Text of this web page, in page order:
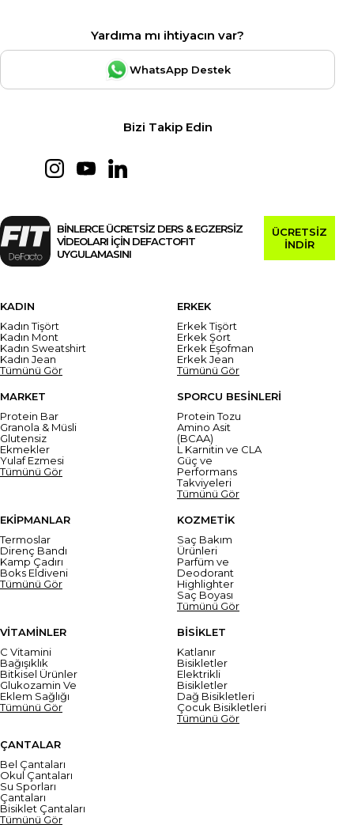
Yardıma mı ihtiyacın var?
WhatsApp Destek
Bizi Takip Edin
BİNLERCE ÜCRETSİZ DERS & EGZERSİZ
VİDEOLARI İÇİN DEFACTOFIT
UYGULAMASINI
ÜCRETSİZ
İNDİR
KADIN
Kadın Tişört
Kadın Mont
Kadın Sweatshirt
Kadın Jean
Tümünü Gör
ERKEK
Erkek Tişört
Erkek Şort
Erkek Eşofman
Erkek Jean
Tümünü Gör
MARKET
Protein Bar
Granola & Müsli
Glutensiz
Ekmekler
Yulaf Ezmesi
Tümünü Gör
SPORCU BESİNLERİ
Protein Tozu
Amino Asit
(BCAA)
L Karnitin ve CLA
Güç ve
Performans
Takviyeleri
Tümünü Gör
EKİPMANLAR
Termoslar
Direnç Bandı
Kamp Çadırı
Boks Eldiveni
Tümünü Gör
KOZMETİK
Saç Bakım
Ürünleri
Parfüm ve
Deodorant
Highlighter
Saç Boyası
Tümünü Gör
VİTAMİNLER
C Vitamini
Bağışıklık
Bitkisel Ürünler
Glukozamin Ve
Eklem Sağlığı
Tümünü Gör
BİSİKLET
Katlanır
Bisikletler
Elektrikli
Bisikletler
Dağ Bisikletleri
Çocuk Bisikletleri
Tümünü Gör
ÇANTALAR
Bel Çantaları
Okul Çantaları
Su Sporları
Çantaları
Bisiklet Çantaları
Tümünü Gör